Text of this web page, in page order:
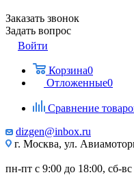
Заказать звонок
Задать вопрос
Войти
Корзина0
Отложенные0
Сравнение
dizgen@inbox.ru
г. Москва, ул.
пн-пт с 9:00 до 18:00, сб-